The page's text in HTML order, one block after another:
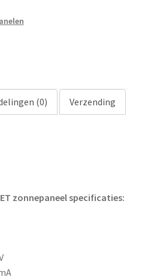
(0) Verzending
zonnepaneel specificaties: